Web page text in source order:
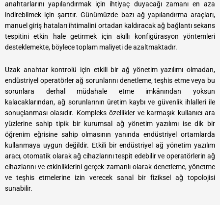
anahtarlarını yapılandırmak için ihtiyaç duyacağı zamanı en aza
indirebilmek için şarttır. Günümüzde bazı ağ yapılandırma araçları,
manuel giriş hataları ihtimalini ortadan kaldıracak ağ bağlantı sekans
tespitini etkin hale getirmek için akıllı konfigürasyon yöntemleri
desteklemekte, böylece toplam maliyeti de azaltmaktadır.
Uzak anahtar kontrolü için etkili bir ağ yönetim yazılımı olmadan,
endüstriyel operatörler ağ sorunlarını denetleme, teşhis etme veya bu
sorunlara derhal müdahale etme imkânından yoksun
kalacaklarından, ağ sorunlarının üretim kaybı ve güvenlik ihlalleri ile
sonuçlanması olasıdır. Kompleks özellikler ve karmaşık kullanıcı ara
yüzlerine sahip tipik bir kurumsal ağ yönetim yazılımı ise dik bir
öğrenim eğrisine sahip olmasının yanında endüstriyel ortamlarda
kullanmaya uygun değildir. Etkili bir endüstriyel ağ yönetim yazılım
aracı, otomatik olarak ağ cihazlarını tespit edebilir ve operatörlerin ağ
cihazlarını ve etkinliklerini gerçek zamanlı olarak denetleme, yönetme
ve teşhis etmelerine izin verecek sanal bir fiziksel ağ topolojisi
sunabilir.